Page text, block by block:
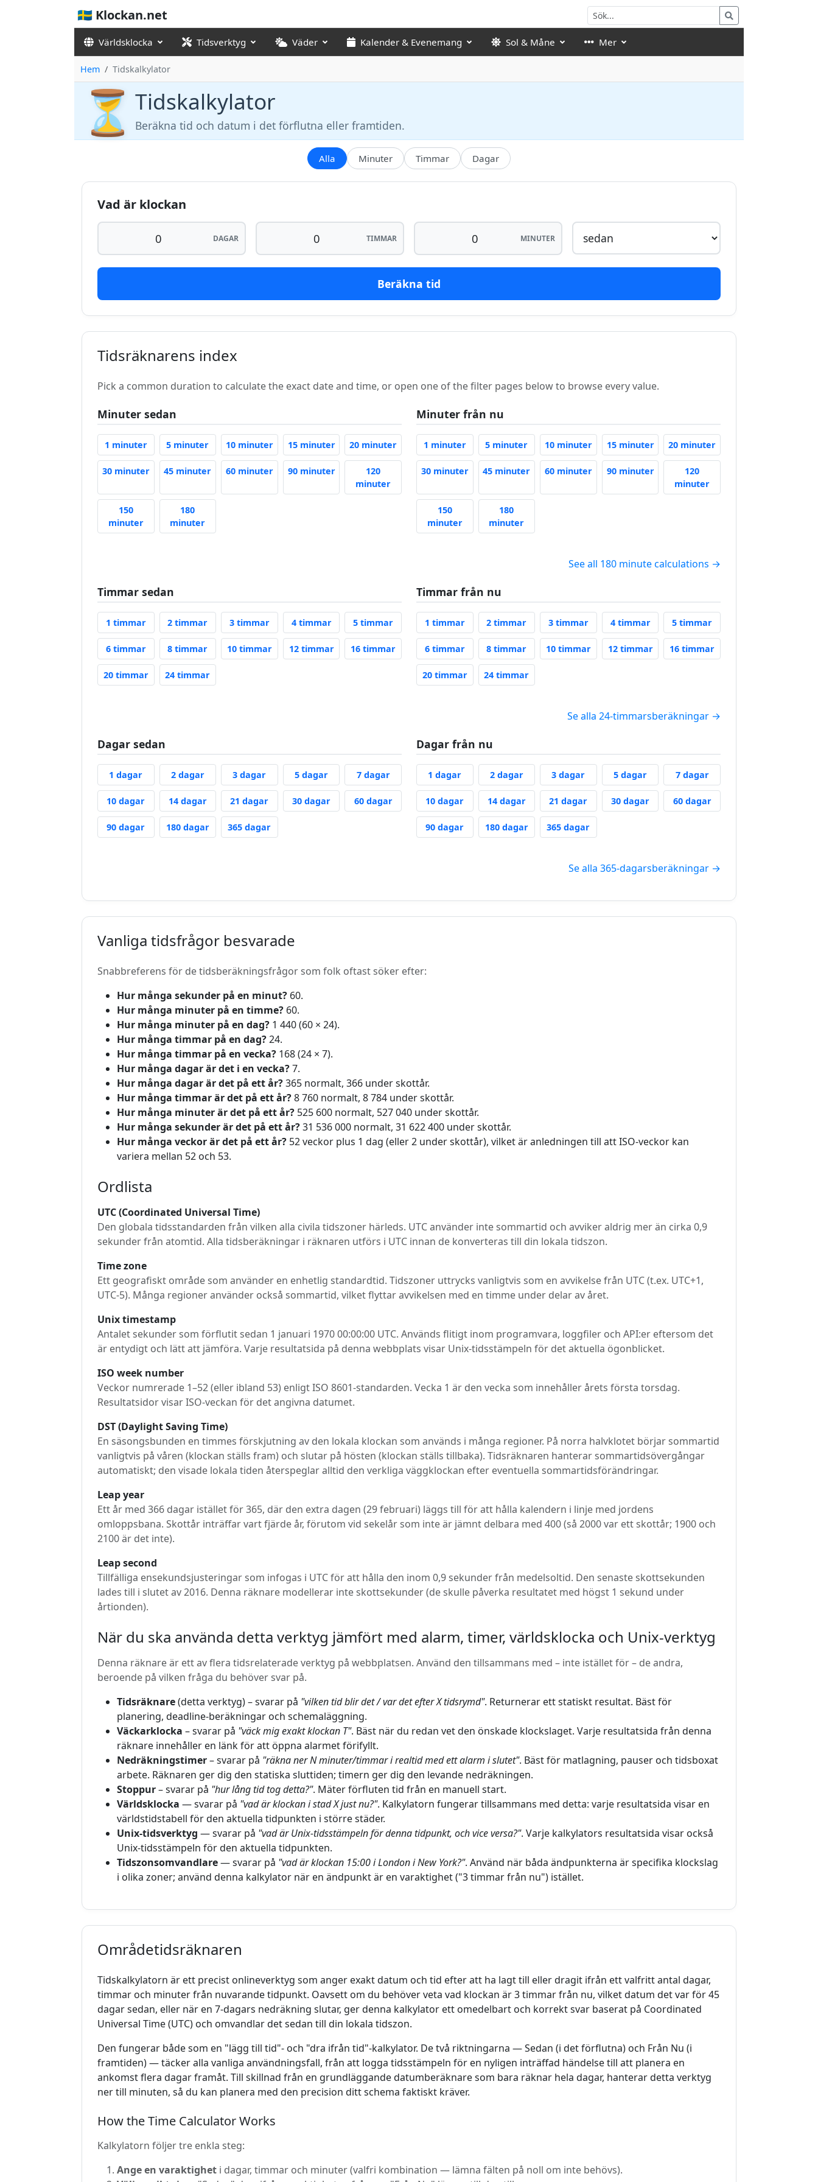
🇸🇪 Klockan.net
Världsklocka Tidsverktyg Väder Kalender & Evenemang Sol & Måne Mer
Hem Tidskalkylator
⏳ Tidskalkylator
Beräkna tid och datum i det förflutna eller framtiden.
Alla Minuter Timmar Dagar
Vad är klockan
DAGAR TIMMAR MINUTER
Beräkna tid
Tidsräknarens index
Pick a common duration to calculate the exact date and time, or open one of the filter pages below to browse every value.
Minuter sedan
1 minuter1 Minute Ago
5 minuter5 Minutes Ago
10 minuter10 Minutes Ago
15 minuter15 Minutes Ago
20 minuter20 Minutes Ago
30 minuter30 Minutes Ago
45 minuter45 Minutes Ago
60 minuter60 Minutes Ago
90 minuter90 Minutes Ago
120
minuter120 Minutes Ago
150
minuter150 Minutes Ago
180
minuter180 Minutes Ago
Minuter från nu
1 minuter1 Minute From Now
5 minuter5 Minutes From Now
10 minuter10 Minutes From Now
15 minuter15 Minutes From Now
20 minuter20 Minutes From Now
30 minuter30 Minutes From Now
45 minuter45 Minutes From Now
60 minuter60 Minutes From Now
90 minuter90 Minutes From Now
120
minuter120 Minutes From Now
150
minuter150 Minutes From Now
180
minuter180 Minutes From Now
See all 180 minute calculations →
Timmar sedan
1 timmar1 Hour Ago
2 timmar2 Hours Ago
3 timmar3 Hours Ago
4 timmar4 Hours Ago
5 timmar5 Hours Ago
6 timmar6 Hours Ago
8 timmar8 Hours Ago
10 timmar10 Hours Ago
12 timmar12 Hours Ago
16 timmar16 Hours Ago
20 timmar20 Hours Ago
24 timmar24 Hours Ago
Timmar från nu
1 timmar1 Hour From Now
2 timmar2 Hours From Now
3 timmar3 Hours From Now
4 timmar4 Hours From Now
5 timmar5 Hours From Now
6 timmar6 Hours From Now
8 timmar8 Hours From Now
10 timmar10 Hours From Now
12 timmar12 Hours From Now
16 timmar16 Hours From Now
20 timmar20 Hours From Now
24 timmar24 Hours From Now
Se alla 24-timmarsberäkningar →
Dagar sedan
1 dagar1 Day Ago2 dagar2 Days Ago3 dagar3 Days Ago5 dagar5 Days Ago7 dagar7 Days Ago
10 dagar10 Days Ago
14 dagar14 Days Ago
21 dagar21 Days Ago
30 dagar30 Days Ago
60 dagar60 Days Ago
90 dagar90 Days Ago
180 dagar180 Days Ago
365 dagar365 Days Ago
Dagar från nu
1 dagar1 Day From Now
2 dagar2 Days From Now
3 dagar3 Days From Now
5 dagar5 Days From Now
7 dagar7 Days From Now
10 dagar10 Days From Now
14 dagar14 Days From Now
21 dagar21 Days From Now
30 dagar30 Days From Now
60 dagar60 Days From Now
90 dagar90 Days From Now
180 dagar180 Days From Now
365 dagar365 Days From Now
Se alla 365-dagarsberäkningar →
Vanliga tidsfrågor besvarade
Snabbreferens för de tidsberäkningsfrågor som folk oftast söker efter:
Hur många sekunder på en minut? 60.
Hur många minuter på en timme? 60.
Hur många minuter på en dag? 1 440 (60 × 24).
Hur många timmar på en dag?24.
Hur många timmar på en vecka? 168 (24 × 7).
Hur många dagar är det i en vecka?7.
Hur många dagar är det på ett år?365 normalt, 366 under skottår.
Hur många timmar är det på ett år?8 760 normalt, 8 784 under skottår.
Hur många minuter är det på ett år? 525 600 normalt, 527 040 under skottår.
Hur många sekunder är det på ett år?31 536 000 normalt, 31 622 400 under skottår.
Hur många veckor är det på ett år? 52 veckor plus 1 dag (eller 2 under skottår), vilket är anledningen till att ISO-veckor kan
variera mellan 52 och 53.
Ordlista
UTC (Coordinated Universal Time)
Den globala tidsstandarden från vilken alla civila tidszoner härleds. UTC använder inte sommartid och avviker aldrig mer än cirka 0,9
sekunder från atomtid. Alla tidsberäkningar i räknaren utförs i UTC innan de konverteras till din lokala tidszon.
Time zone
Ett geografiskt område som använder en enhetlig standardtid. Tidszoner uttrycks vanligtvis som en avvikelse från UTC (t.ex. UTC+1,
UTC-5). Många regioner använder också sommartid, vilket flyttar avvikelsen med en timme under delar av året.
Unix timestamp
Antalet sekunder som förflutit sedan 1 januari 1970 00:00:00 UTC. Används flitigt inom programvara, loggfiler och API:er eftersom det
är entydigt och lätt att jämföra. Varje resultatsida på denna webbplats visar Unix-tidsstämpeln för det aktuella ögonblicket.
ISO week number
Veckor numrerade 1–52 (eller ibland 53) enligt ISO 8601-standarden. Vecka 1 är den vecka som innehåller årets första torsdag.
Resultatsidor visar ISO-veckan för det angivna datumet.
DST (Daylight Saving Time)
En säsongsbunden en timmes förskjutning av den lokala klockan som används i många regioner. På norra halvklotet börjar sommartid
vanligtvis på våren (klockan ställs fram) och slutar på hösten (klockan ställs tillbaka). Tidsräknaren hanterar sommartidsövergångar
automatiskt; den visade lokala tiden återspeglar alltid den verkliga väggklockan efter eventuella sommartidsförändringar.
Leap year
Ett år med 366 dagar istället för 365, där den extra dagen (29 februari) läggs till för att hålla kalendern i linje med jordens
omloppsbana. Skottår inträffar vart fjärde år, förutom vid sekelår som inte är jämnt delbara med 400 (så 2000 var ett skottår; 1900 och
2100 är det inte).
Leap second
Tillfälliga ensekundsjusteringar som infogas i UTC för att hålla den inom 0,9 sekunder från medelsoltid. Den senaste skottsekunden
lades till i slutet av 2016. Denna räknare modellerar inte skottsekunder (de skulle påverka resultatet med högst 1 sekund under
årtionden).
När du ska använda detta verktyg jämfört med alarm, timer, världsklocka och Unix-verktyg
Denna räknare är ett av flera tidsrelaterade verktyg på webbplatsen. Använd den tillsammans med – inte istället för – de andra,
beroende på vilken fråga du behöver svar på.
Tidsräknare(detta verktyg) – svarar på "vilken tid blir det / var det efter X tidsrymd". Returnerar ett statiskt resultat. Bäst för
planering, deadline-beräkningar och schemaläggning.
Väckarklocka – svarar på "väck mig exakt klockan T". Bäst när du redan vet den önskade klockslaget. Varje resultatsida från denna
räknare innehåller en länk för att öppna alarmet förifyllt.
Nedräkningstimer– svarar på "räkna ner N minuter/timmar i realtid med ett alarm i slutet". Bäst för matlagning, pauser och tidsboxat
arbete. Räknaren ger dig den statiska sluttiden; timern ger dig den levande nedräkningen.
Stoppur– svarar på "hur lång tid tog detta?". Mäter förfluten tid från en manuell start.
Världsklocka — svarar på "vad är klockan i stad X just nu?". Kalkylatorn fungerar tillsammans med detta: varje resultatsida visar en
världstidstabell för den aktuella tidpunkten i större städer.
Unix-tidsverktyg — svarar på "vad är Unix-tidsstämpeln för denna tidpunkt, och vice versa?". Varje kalkylators resultatsida visar också
Unix-tidsstämpeln för den aktuella tidpunkten.
Tidszonsomvandlare— svarar på "vad är klockan 15:00 i London i New York?". Använd när båda ändpunkterna är specifika klockslag
i olika zoner; använd denna kalkylator när en ändpunkt är en varaktighet ("3 timmar från nu") istället.
Områdetidsräknaren
Tidskalkylatorn är ett precist onlineverktyg som anger exakt datum och tid efter att ha lagt till eller dragit ifrån ett valfritt antal dagar,
timmar och minuter från nuvarande tidpunkt. Oavsett om du behöver veta vad klockan är 3 timmar från nu, vilket datum det var för 45
dagar sedan, eller när en 7-dagars nedräkning slutar, ger denna kalkylator ett omedelbart och korrekt svar baserat på Coordinated
Universal Time (UTC) och omvandlar det sedan till din lokala tidszon.
Den fungerar både som en "lägg till tid"- och "dra ifrån tid"-kalkylator. De två riktningarna — Sedan (i det förflutna) och Från Nu (i
framtiden) — täcker alla vanliga användningsfall, från att logga tidsstämpeln för en nyligen inträffad händelse till att planera en
ankomst flera dagar framåt. Till skillnad från en grundläggande datumberäknare som bara räknar hela dagar, hanterar detta verktyg
ner till minuten, så du kan planera med den precision ditt schema faktiskt kräver.
How the Time Calculator Works
Kalkylatorn följer tre enkla steg:
Ange en varaktighet i dagar, timmar och minuter (valfri kombination — lämna fälten på noll om inte behövs).